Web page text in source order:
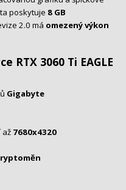
poskytuje 8 GB
2.0 má omezený výkon
RTX 3060 Ti EAGLE
Gigabyte
až 7680x4320